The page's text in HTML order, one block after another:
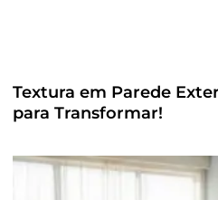
Textura em Parede
para Transformar!